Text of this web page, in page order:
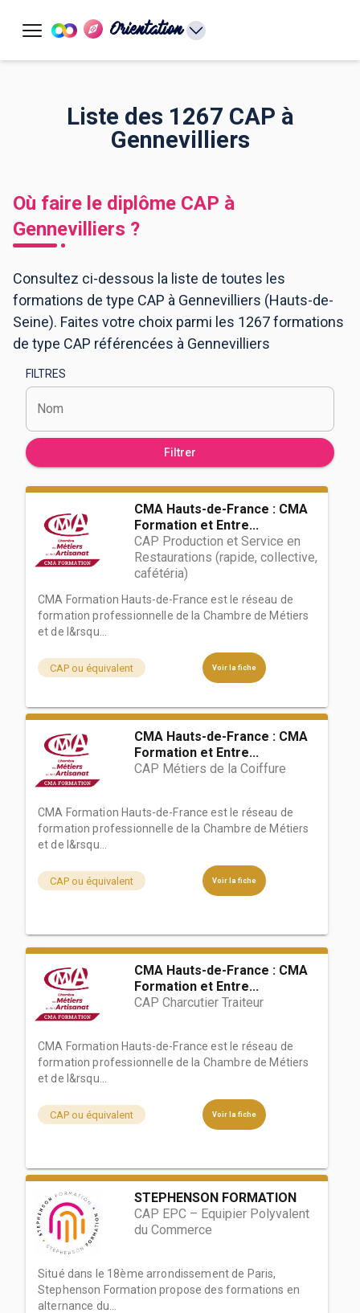
Orientation
Liste des 1267 CAP à
Gennevilliers
Où faire le diplôme CAP à
Gennevilliers ?
Consultez ci-dessous la liste de toutes les
formations de type CAP à Gennevilliers (Hauts-de-
Seine). Faites votre choix parmi les 1267 formations
de type CAP référencées à Gennevilliers
FILTRES
Nom
Filtrer
CMA Hauts-de-France : CMA
Formation et Entre...
CAP Production et Service en
Restaurations (rapide, collective,
cafétéria)
CMA Formation Hauts-de-France est le réseau de
formation professionnelle de la Chambre de Métiers
et de l&rsqu...
CAP ou équivalent Voir la fiche
CMA Hauts-de-France : CMA
Formation et Entre...
CAP Métiers de la Coiffure
CMA Formation Hauts-de-France est le réseau de
formation professionnelle de la Chambre de Métiers
et de l&rsqu...
CAP ou équivalent Voir la fiche
CMA Hauts-de-France : CMA
Formation et Entre...
CAP Charcutier Traiteur
CMA Formation Hauts-de-France est le réseau de
formation professionnelle de la Chambre de Métiers
et de l&rsqu...
CAP ou équivalent Voir la fiche
STEPHENSON FORMATION
CAP EPC – Equipier Polyvalent
du Commerce
Situé dans le 18ème arrondissement de Paris,
Stephenson Formation propose des formations en
alternance du...